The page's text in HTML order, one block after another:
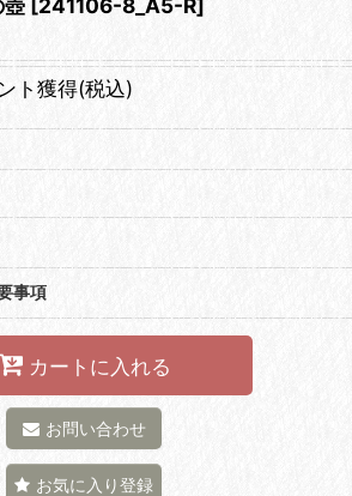
壺 [241106-8_A5-R]
ト獲得(税込)
事項
カートに入れる
お問い合わせ
お気に入り登録